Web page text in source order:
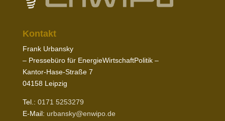
Kontakt
Frank Urbansky
– Pres­sebüro für EnergieWirtschaftPolitik –
Kantor-​Hase-​Straße 7
04158Leipzig
Tel.: 0171 5253279
E‑Mail: urbansky@​enwipo.​de